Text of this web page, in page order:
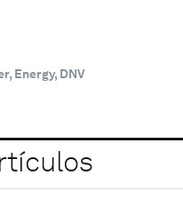
Energy, DNV